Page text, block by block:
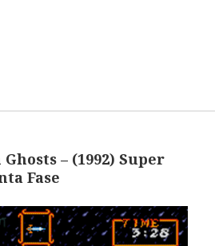
– (1992) Super
Fase